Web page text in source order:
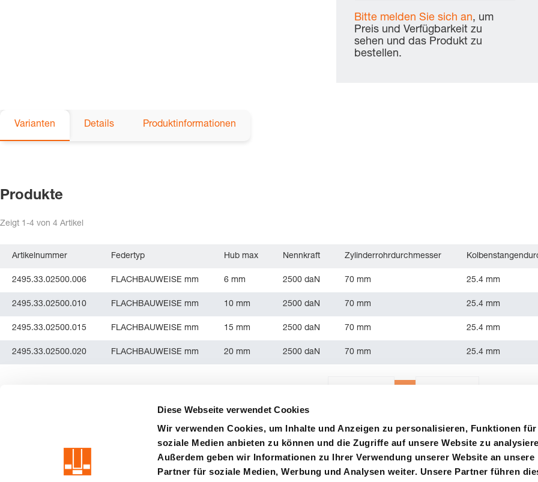
Diese Webseite verwendet Cookies
Wir verwenden Cookies, um Inhalte und Anzeigen zu personalisieren, Funktionen für
soziale Medien anbieten zu können und die Zugriffe auf unsere Website zu
Außerdem geben wir Informationen zu Ihrer Verwendung unserer Website an unsere
Partner für soziale Medien, Werbung und Analysen weiter. Unsere Partner führen
Bitte melden Sie sich an, um
Preis und Verfügbarkeit zu
sehen und das Produkt zu
bestellen.
Varianten Details Produktinformationen
Produkte
Zeigt 1-4 von 4 Artikel
Artikelnummer Federtyp Hub max Nennkraft Zylinderrohrdurchmesser
2495.33.02500.006 FLACHBAUWEISE mm 6 mm 2500 daN 70 mm 25.4 mm
2495.33.02500.010 FLACHBAUWEISE mm 10 mm 2500 daN 70 mm 25.4 mm
2495.33.02500.015 FLACHBAUWEISE mm 15 mm 2500 daN 70 mm 25.4 mm
2495.33.02500.020 FLACHBAUWEISE mm 20 mm 2500 daN 70 mm 25.4 mm
precision is our standard
AGB Haftung Hinweisgebersystem Zertifizierungen Einkauf Kontakt